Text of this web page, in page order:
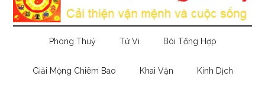
Phong Thuỷ Tử Vi Bói Tổng Hợp
Giải Mộng Chiêm Bao Khai Vận Kinh Dịch